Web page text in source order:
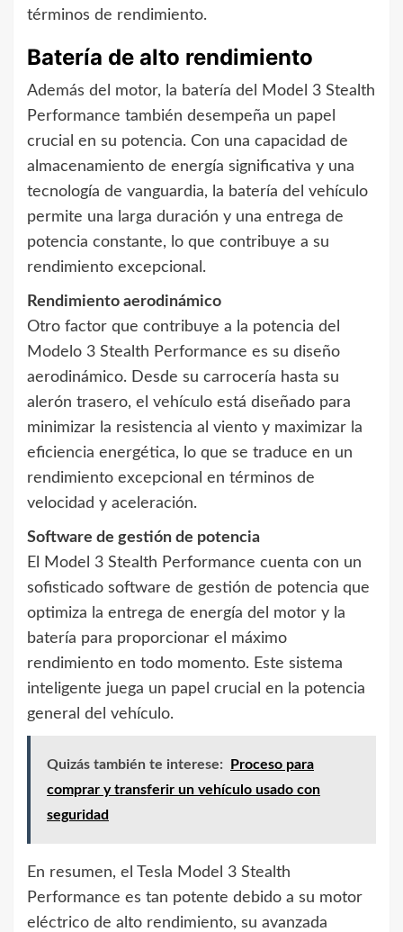
términos de rendimiento.
Batería de alto rendimiento
Además del motor, la batería del Model 3 Stealth
Performance también desempeña un papel
crucial en su potencia. Con una capacidad de
almacenamiento de energía significativa y una
tecnología de vanguardia, la batería del vehículo
permite una larga duración y una entrega de
potencia constante, lo que contribuye a su
rendimiento excepcional.
Rendimiento aerodinámico
Otro factor que contribuye a la potencia del
Modelo 3 Stealth Performance es su diseño
aerodinámico. Desde su carrocería hasta su
alerón trasero, el vehículo está diseñado para
minimizar la resistencia al viento y maximizar la
eficiencia energética, lo que se traduce en un
rendimiento excepcional en términos de
velocidad y aceleración.
Software de gestión de potencia
El Model 3 Stealth Performance cuenta con un
sofisticado software de gestión de potencia que
optimiza la entrega de energía del motor y la
batería para proporcionar el máximo
rendimiento en todo momento. Este sistema
inteligente juega un papel crucial en la potencia
general del vehículo.
Quizás también te interese:
Proceso para
comprar y transferir un vehículo usado con
seguridad
En resumen, el Tesla Model 3 Stealth
Performance es tan potente debido a su motor
eléctrico de alto rendimiento, su avanzada